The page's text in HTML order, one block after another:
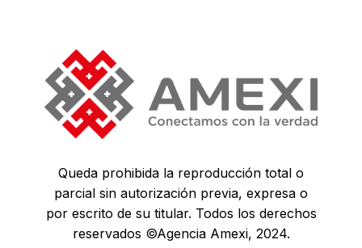
Queda prohibida la reproducción total o
parcial sin autorización previa, expresa o
por escrito de su titular. Todos los derechos
reservados ©Agencia Amexi, 2024.